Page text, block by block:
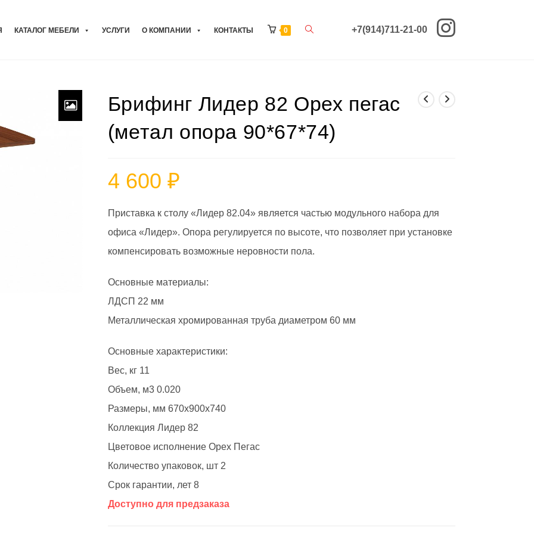
+7(914)711-21-00
КАТАЛОГ МЕБЕЛИ УСЛУГИ О КОМПАНИИ КОНТАКТЫ 0 Переключить
веб-
сайту
Брифинг Лидер 82 Орех пегас
(метал опора 90*67*74)
4 600 ₽
Приставка к столу «Лидер 82.04» является частью модульного набора для
офиса «Лидер». Опора регулируется по высоте, что позволяет при установке
компенсировать возможные неровности пола.
Основные материалы:
ЛДСП 22 мм
Металлическая хромированная труба диаметром 60 мм
Основные характеристики:
Вес, кг 11
Объем, м3 0.020
Размеры, мм 670x900x740
Коллекция Лидер 82
Цветовое исполнение Орех Пегас
Количество упаковок, шт 2
Срок гарантии, лет 8
Доступно для предзаказа